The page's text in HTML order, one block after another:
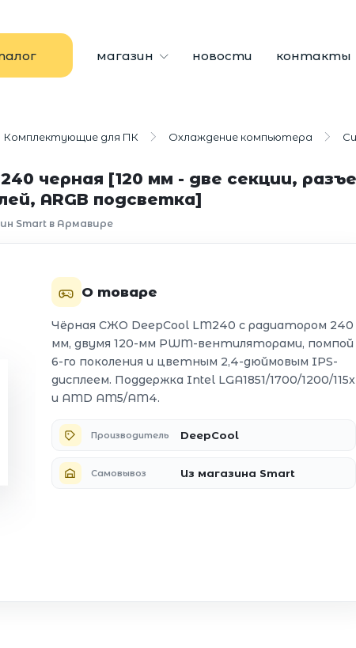
магазин новости контакты
Комплектующие для ПК Охлаждение компьютера
черная [120 мм - две секции,
ARGB подсветка]
Smart в Армавире
О товаре
Чёрная СЖО DeepCool LM240 с радиатором 240
мм, двумя 120-мм PWM-вентиляторами, помпой
6-го поколения и цветным 2,4-дюймовым IPS-
дисплеем. Поддержка Intel LGA1851/1700/1200/115x
и AMD AM5/AM4.
Производитель DeepCool
Самовывоз Из магазина Smart